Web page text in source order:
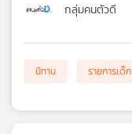
กลุ่มคนตัวดี
นิทาน รายการเด็ก